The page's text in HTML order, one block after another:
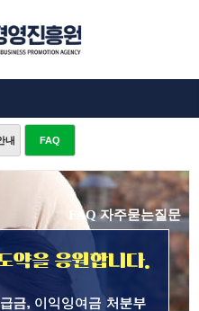
내 FAQ
FAQ 자주묻는질문
약을 응원합니다.
금, 이익잉여금 처분부